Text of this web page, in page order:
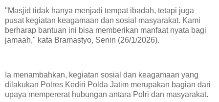
"Masjid tidak hanya menjadi tempat ibadah, tetapi juga
pusat kegiatan keagamaan dan sosial masyarakat. Kami
berharap bantuan ini bisa memberikan manfaat nyata bagi
jamaah," kata Bramastyo, Senin (26/1/2026).
Ia menambahkan, kegiatan sosial dan keagamaan yang
dilakukan Polres Kediri Polda Jatim merupakan bagian dari
upaya mempererat hubungan antara Polri dan masyarakat.